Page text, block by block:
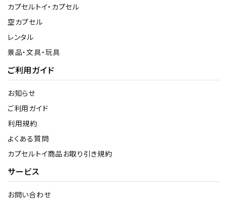
カプセルトイ・カプセル
空カプセル
レンタル
景品・文具・玩具
ご利用ガイド
お知らせ
ご利用ガイド
利用規約
よくある質問
カプセルトイ商品お取り引き規約
サービス
お問い合わせ